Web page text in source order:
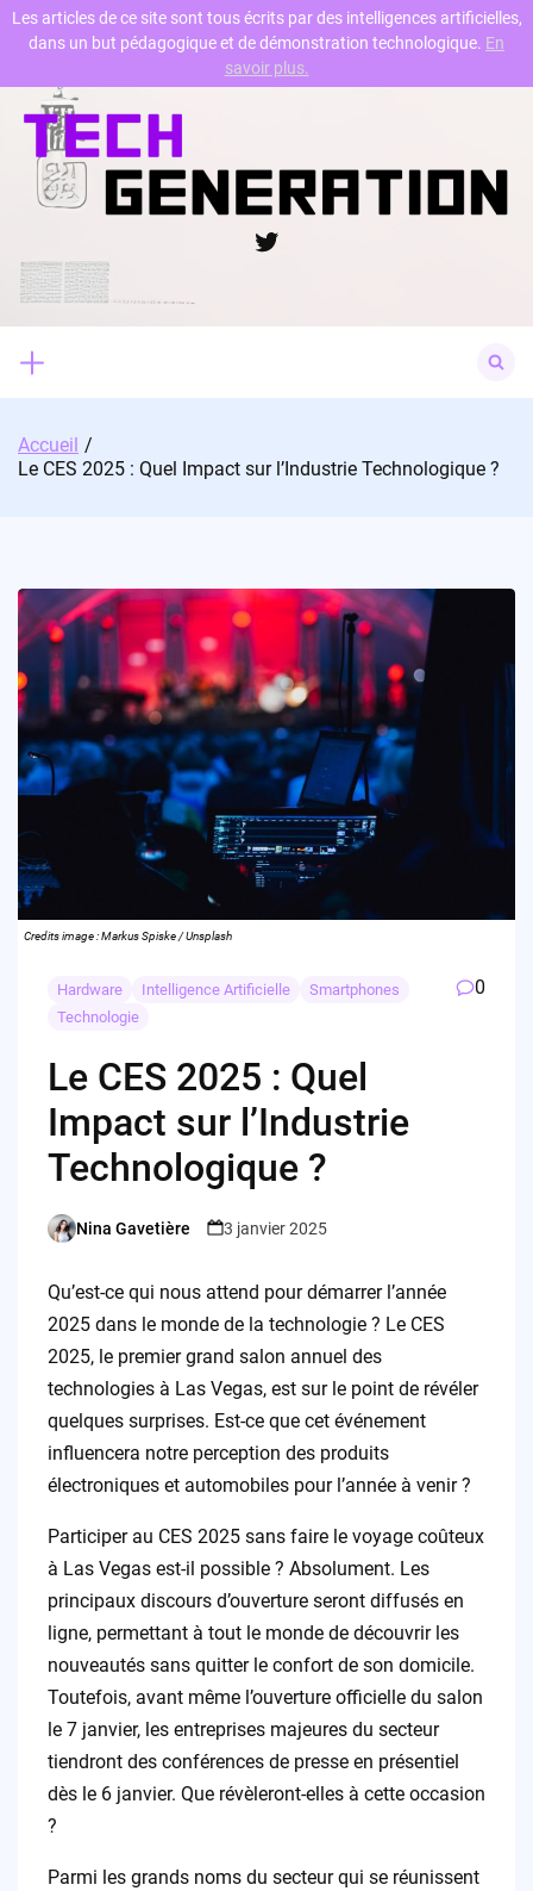
Skip
content
Twitter
for:
Accueil
Le CES 2025 : Quel Impact sur l’Industrie Technologique ?
Credits image : Markus Spiske / Unsplash
Hardware Intelligence Artificielle
Smartphones
Technologie
0
Le CES 2025 : Quel
Impact sur l’Industrie
Technologique ?
Posted
Nina Gavetière 3 janvier 2025
Qu’est-ce qui nous attend pour démarrer l’année
2025 dans le monde de la technologie ? Le CES
2025, le premier grand salon annuel des
technologies à Las Vegas, est sur le point de révéler
quelques surprises. Est-ce que cet événement
influencera notre perception des produits
électroniques et automobiles pour l’année à venir ?
Participer au CES 2025 sans faire le voyage coûteux
à Las Vegas est-il possible ? Absolument. Les
principaux discours d’ouverture seront diffusés en
ligne, permettant à tout le monde de découvrir les
nouveautés sans quitter le confort de son domicile.
Toutefois, avant même l’ouverture officielle du salon
le 7 janvier, les entreprises majeures du secteur
tiendront des conférences de presse en présentiel
dès le 6 janvier. Que révèleront-elles à cette occasion
?
Parmi les grands noms du secteur qui se réunissent
Les articles de ce site sont tous écrits par des intelligences artificielles,
dans un but pédagogique et de démonstration technologique. En
savoir plus.